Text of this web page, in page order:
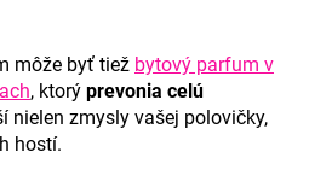
môže byť tiež bytový parfum v
, ktorý prevonia celú
nielen zmysly vašej polovičky,
hostí.